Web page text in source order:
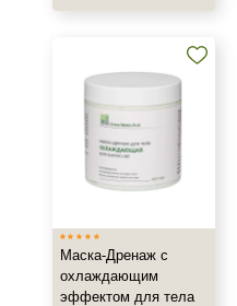
Лифтинг
Упругость
Область применения
Тело
Объём
Маска-Дренаж с
охлаждающим
эффектом для тела